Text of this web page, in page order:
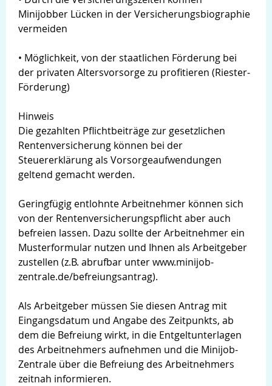
Minijobber Lücken in der Versicherungsbiographie
vermeiden
• Möglichkeit, von der staatlichen Förderung bei
der privaten Altersvorsorge zu profitieren (Riester-
Förderung)
Hinweis
Die gezahlten Pflichtbeiträge zur gesetzlichen
Rentenversicherung können bei der
Steuererklärung als Vorsorgeaufwendungen
geltend gemacht werden.
Geringfügig entlohnte Arbeitnehmer können sich
von der Rentenversicherungspflicht aber auch
befreien lassen. Dazu sollte der Arbeitnehmer ein
Musterformular nutzen und Ihnen als Arbeitgeber
zustellen (z.B. abrufbar unter www.minijob-
zentrale.de/befreiungsantrag).
Als Arbeitgeber müssen Sie diesen Antrag mit
Eingangsdatum und Angabe des Zeitpunkts, ab
dem die Befreiung wirkt, in die Entgeltunterlagen
des Arbeitnehmers aufnehmen und die Minijob-
Zentrale über die Befreiung des Arbeitnehmers
zeitnah informieren.